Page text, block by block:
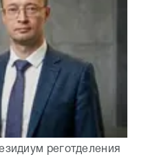
реготделения